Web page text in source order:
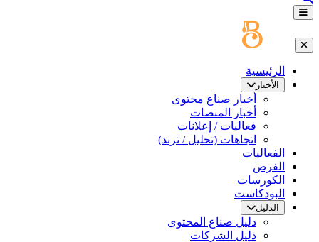
الرئيسية
الأخبار
أخبار صناع محتوى
أخبار المنصات
فعاليات / إعلانات
اتجاهات (تحليل / ترند)
الفعاليات
الفرص
الكورسات
البودكاست
الدليل
دليل صناع المحتوى
دليل الشركات